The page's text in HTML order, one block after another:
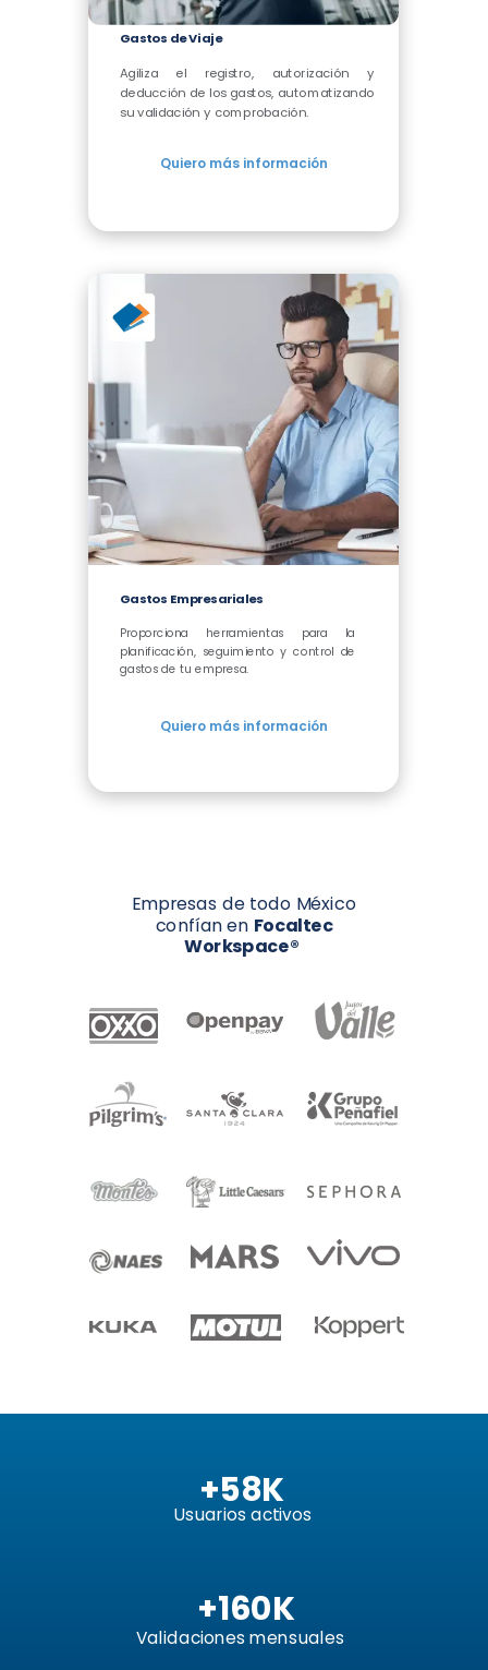
Gastos de Viaje
Agiliza el registro, autorización y
deducción de los gastos, automatizando
su validación y comprobación.
Quiero más información
Gastos Empresariales
Proporciona herramientas para la
planificación, seguimiento y control de
gastos de tu empresa.
Quiero más información
Empresas de todo México
confían en Focaltec
Workspace®
+58K
Usuarios activos
+160K
Validaciones mensuales